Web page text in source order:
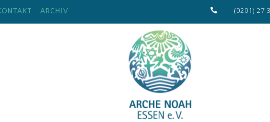
ARCHIV  (0201) 27